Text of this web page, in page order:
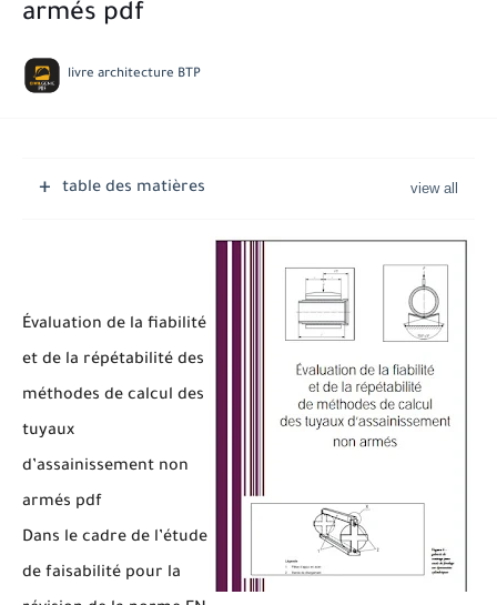
armés pdf
livre architecture BTP
table des matières
Évaluation de la fiabilité
et de la répétabilité des
méthodes de calcul des
tuyaux
d’assainissement non
armés pdf
Dans le cadre de l’étude
de faisabilité pour la